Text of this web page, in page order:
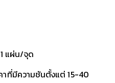
แผ่น/จุด
ที่มีความชันตั้งแต่ 15-40